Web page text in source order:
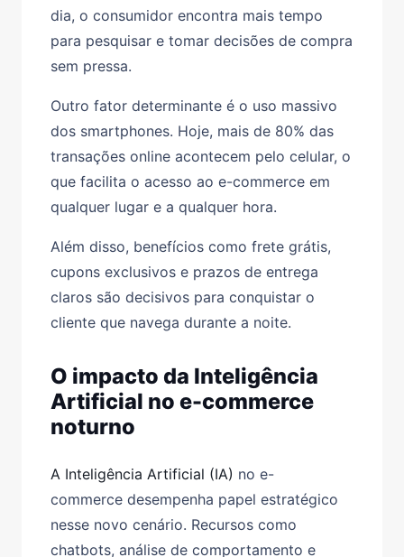
dia, o consumidor encontra mais tempo
para pesquisar e tomar decisões de compra
sem pressa.
Outro fator determinante é o uso massivo
dos smartphones. Hoje, mais de 80% das
transações online acontecem pelo celular, o
que facilita o acesso ao e-commerce em
qualquer lugar e a qualquer hora.
Além disso, benefícios como frete grátis,
cupons exclusivos e prazos de entrega
claros são decisivos para conquistar o
cliente que navega durante a noite.
O impacto da Inteligência
Artificial no e-commerce
noturno
A Inteligência Artificial (IA) no e-
commerce desempenha papel estratégico
nesse novo cenário. Recursos como
chatbots, análise de comportamento e